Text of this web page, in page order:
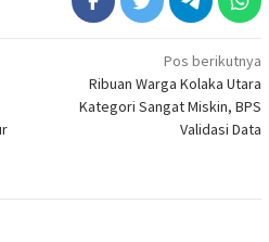
Pos berikutnya
Ribuan Warga Kolaka Utara
Kategori Sangat Miskin, BPS
Validasi Data